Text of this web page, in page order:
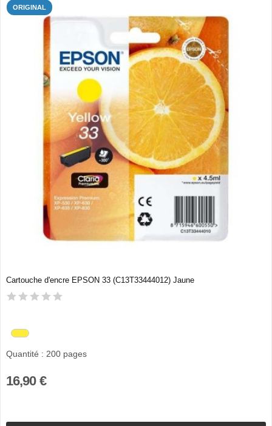
ORIGINAL
Cartouche d'encre EPSON 33 (C13T33444012) Jaune
Quantité : 200 pages
16,90 €